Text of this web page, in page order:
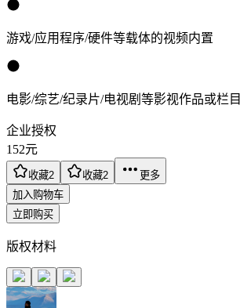
游戏/应用程序/硬件等载体的视频内置
电影/综艺/纪录片/电视剧等影视作品或栏目
企业授权
152元
收藏2 收藏2
更多
加入购物车
立即购买
版权材料